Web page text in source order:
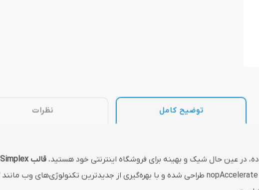
و فروش
ارسال و تحویل
توضیح کامل نظرات
در عین حال شیک و بهینه برای فروشگاه اینترنتی خود هستید، قالب Simplex